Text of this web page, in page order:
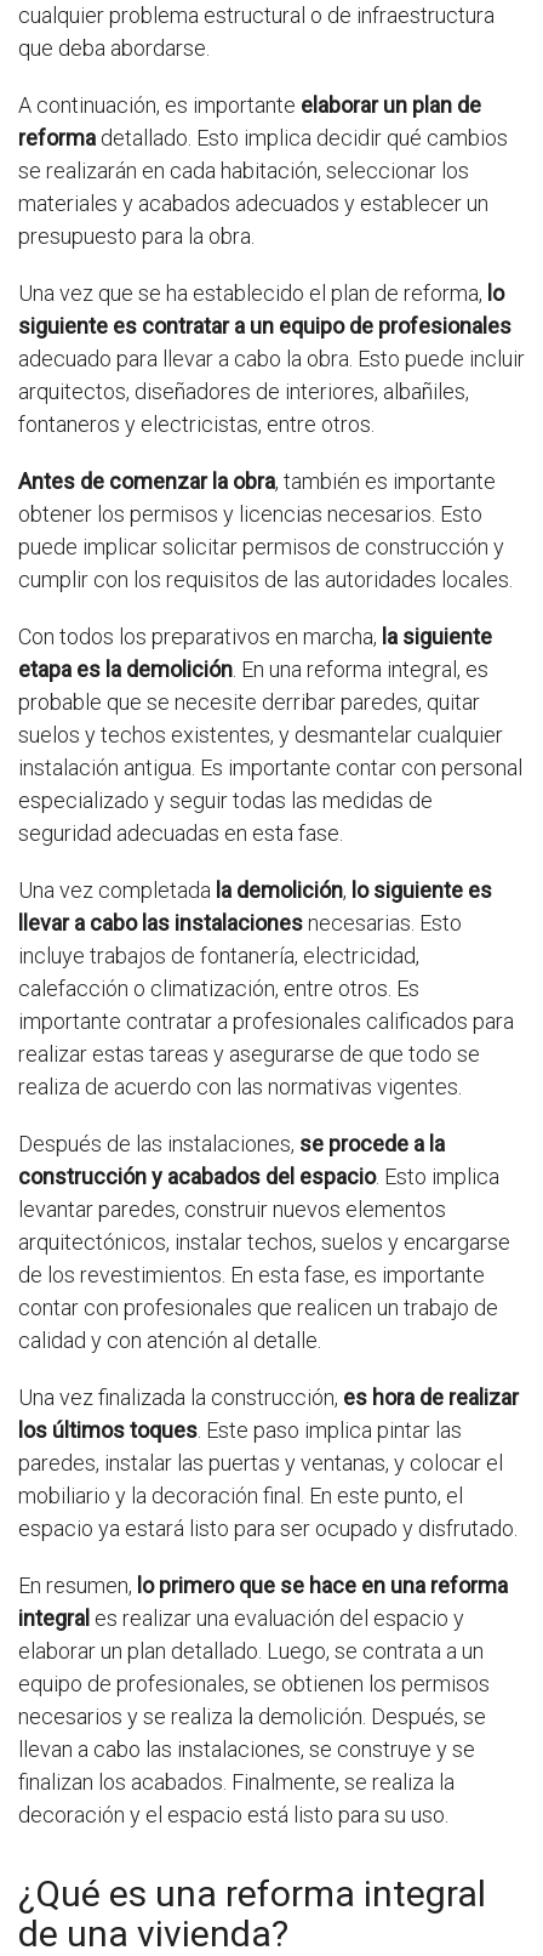
cualquier problema estructural o de infraestructura
que deba abordarse.
A continuación, es importante elaborar un plan de
reforma detallado. Esto implica decidir qué cambios
se realizarán en cada habitación, seleccionar los
materiales y acabados adecuados y establecer un
presupuesto para la obra.
Una vez que se ha establecido el plan de reforma, lo
siguiente es contratar a un equipo de profesionales
adecuado para llevar a cabo la obra. Esto puede incluir
arquitectos, diseñadores de interiores, albañiles,
fontaneros y electricistas, entre otros.
Antes de comenzar la obra, también es importante
obtener los permisos y licencias necesarios. Esto
puede implicar solicitar permisos de construcción y
cumplir con los requisitos de las autoridades locales.
Con todos los preparativos en marcha, la siguiente
etapa es la demolición . En una reforma integral, es
probable que se necesite derribar paredes, quitar
suelos y techos existentes, y desmantelar cualquier
instalación antigua. Es importante contar con personal
especializado y seguir todas las medidas de
seguridad adecuadas en esta fase.
Una vez completada la demolición, lo siguiente es
llevar a cabo las instalacionesnecesarias. Esto
incluye trabajos de fontanería, electricidad,
calefacción o climatización, entre otros. Es
importante contratar a profesionales calificados para
realizar estas tareas y asegurarse de que todo se
realiza de acuerdo con las normativas vigentes.
Después de las instalaciones, se procede a la
construcción y acabados del espacio. Esto implica
levantar paredes, construir nuevos elementos
arquitectónicos, instalar techos, suelos y encargarse
de los revestimientos. En esta fase, es importante
contar con profesionales que realicen un trabajo de
calidad y con atención al detalle.
Una vez finalizada la construcción, es hora de realizar
los últimos toques . Este paso implica pintar las
paredes, instalar las puertas y ventanas, y colocar el
mobiliario y la decoración final. En este punto, el
espacio ya estará listo para ser ocupado y disfrutado.
En resumen, lo primero que se hace en una reforma
integral es realizar una evaluación del espacio y
elaborar un plan detallado. Luego, se contrata a un
equipo de profesionales, se obtienen los permisos
necesarios y se realiza la demolición. Después, se
llevan a cabo las instalaciones, se construye y se
finalizan los acabados. Finalmente, se realiza la
decoración y el espacio está listo para su uso.
¿Qué es una reforma integral
de una vivienda?